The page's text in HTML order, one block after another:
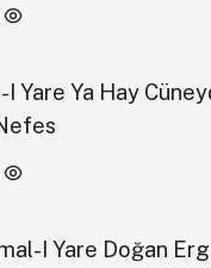
I Yare Ya Hay
I Yare Doğan